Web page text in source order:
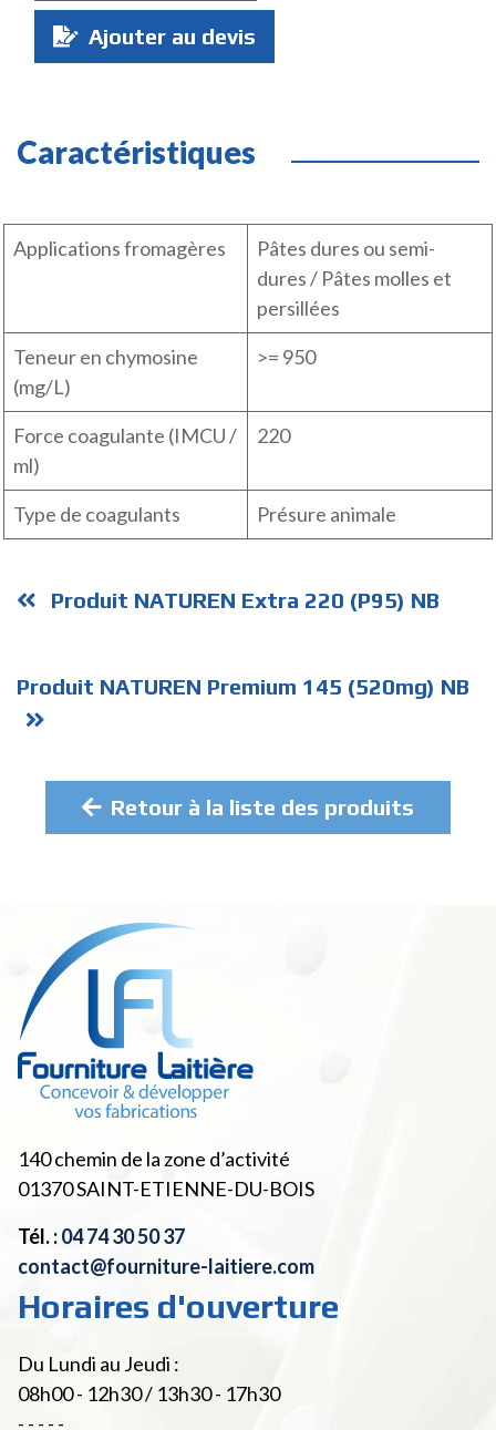
Quantité
Ajouter au devis
Caractéristiques
Applications fromagères
Pâtes dures ou semi-
dures / Pâtes molles et
persillées
Teneur en chymosine
(mg/L)
>= 950
Force coagulante (IMCU /
ml)
220
Type de coagulants Présure animale
Produit NATUREN Extra 220 (P95) NB
Produit NATUREN Premium 145 (520mg) NB
Retour à la liste des produits
140 chemin de la zone d’activité
01370SAINT-ETIENNE-DU-BOIS
Tél. :04 74 30 50 37
contact@fourniture-laitiere.com
Horaires d'ouverture
Du Lundi au Jeudi :
08h00 - 12h30 / 13h30 - 17h30
- - - - -